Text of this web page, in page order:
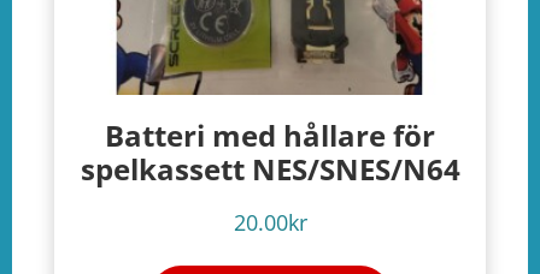
Batteri med hållare för
spelkassett NES/SNES/N64
20.00kr